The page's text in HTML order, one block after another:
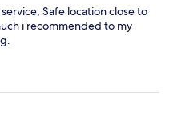
Safe location close to
i recommended to my